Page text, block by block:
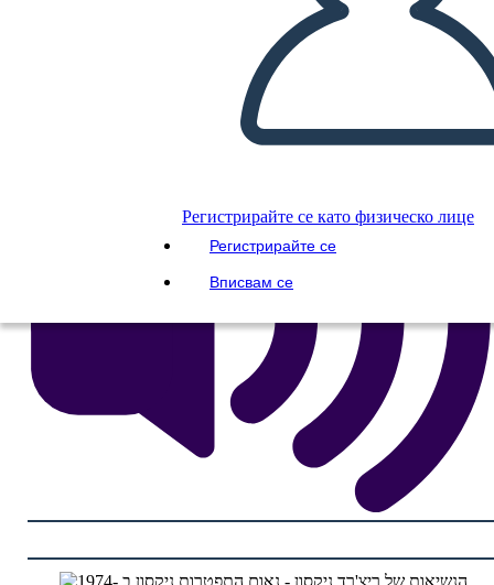
Регистрирайте се като физическо лице
Регистрирайте се
Вписвам се
ПУСКАНЕ НА СЛАЙДШОУ
ЧЕТИ МИ